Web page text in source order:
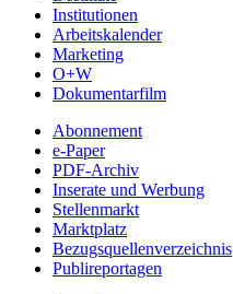
Institutionen
Arbeitskalender
Marketing
O+W
Dokumentarfilm
Abonnement
e-Paper
PDF-Archiv
Inserate und Werbung
Stellenmarkt
Marktplatz
Bezugsquellenverzeichnis
Publireportagen